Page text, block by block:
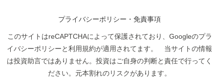
プライバシーポリシー・免責事項
このサイトはreCAPTCHAによって保護されており、Googleのプラ
イバシーポリシーと利用規約が適用されてます。 当サイトの情報
は投資助言ではありません。投資はご自身の判断と責任で行ってく
ださい。元本割れのリスクがあります。